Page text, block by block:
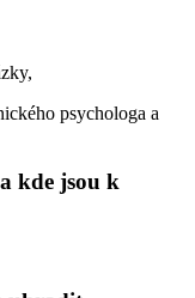
psychologa a
kde jsou k